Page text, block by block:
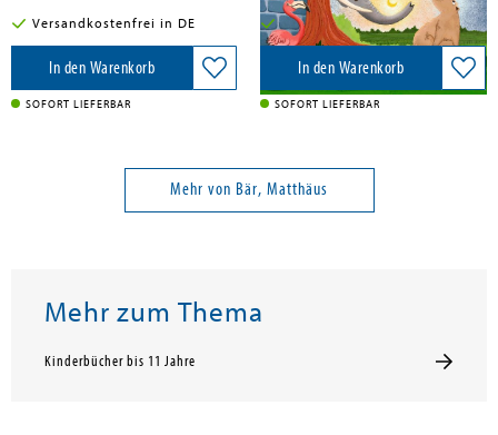
Versandkostenfrei in DE
In den Warenkorb
SOFORT LIEFERBAR
Versandkostenfrei in DE
In den Warenkorb
SOFORT LIEFERBAR
Mehr von Bär, Matthäus
Mehr zum Thema
Kinderbücher bis 11 Jahre